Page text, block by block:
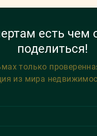
есть чем
поделиться!
только
из мира